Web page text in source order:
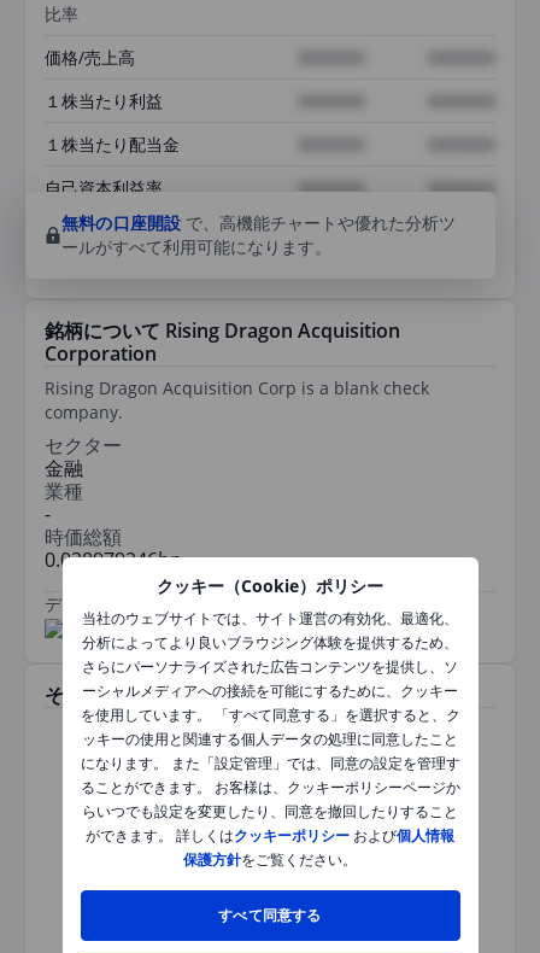
クッキー（Cookie）ポリシー
当社のウェブサイトでは、サイト運営の有効化、最適化、
分析によってより良いブラウジング体験を提供するため、
さらにパーソナライズされた広告コンテンツを提供し、ソ
ーシャルメディアへの接続を可能にするために、クッキー
を使用しています。 「すべて同意する」を選択すると、ク
ッキーの使用と関連する個人データの処理に同意したこと
になります。 また「設定管理」では、同意の設定を管理す
ることができます。 お客様は、クッキーポリシーページか
らいつでも設定を変更したり、同意を撤回したりすること
ができます。 詳しくはクッキーポリシー および個人情報
保護方針をご覧ください。
すべて同意する
比率
価格/売上高
１株当たり利益
１株当たり配当金
自己資本利益率
XXXXXXX
XXXXXXX
無料の口座開設 で、高機能チャートや優れた分析ツ
ールがすべて利用可能になります。
銘柄について Rising Dragon Acquisition
Corporation
Rising Dragon Acquisition Corp is a blank check
company.
セクター
金融
業種
-
時価総額
0.038979246bn
データ提供元
その他関連銘柄
本銘柄では情報はご参照いただ
けません。ページを更新する
か、時間をおいて再度お試しく